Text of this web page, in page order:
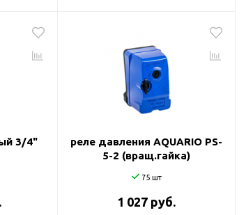
3/4"
реле давления AQUARIO PS-
5-2 (вращ.гайка)
75 шт
1 027 руб.